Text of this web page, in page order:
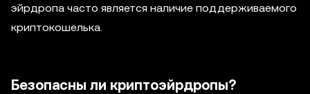
эйрдропа часто является наличие поддерживаемого
криптокошелька.
Безопасны ли криптоэйрдропы?